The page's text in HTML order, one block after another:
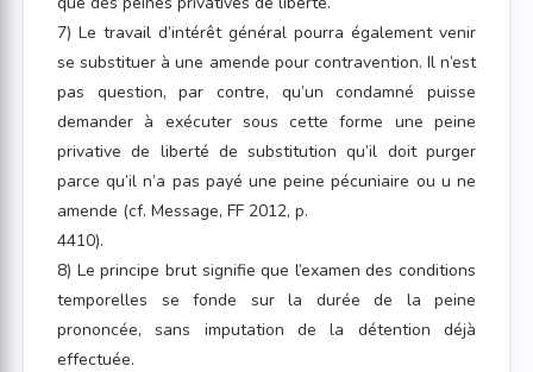
7) Le travail d’intérêt général pourra également venir
se substituer à une amende pour contravention. Il n’est
pas question, par contre, qu’un condamné puisse
demander à exécuter sous cette forme une peine
privative de liberté de substitution qu’il doit purger
parce qu’il n’a pas payé une peine pécuniaire ou u ne
amende (cf. Message, FF 2012, p.
4410).
8) Le principe brut signifie que l’examen des conditions
temporelles se fonde sur la durée de la peine
prononcée, sans imputation de la détention déjà
effectuée.